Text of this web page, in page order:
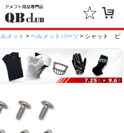
メット > ヘルメットパーツ > シャット ビ